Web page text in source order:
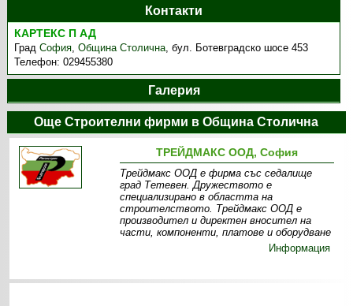
Контакти
КАРТЕКС П АД
ГрадСофия,Община Столична,бул. Ботевградско шосе 453
Телефон:029455380
Галерия
Още Строителни фирми в Община Столична
ТРЕЙДМАКС ООД, София
Трейдмакс ООД е фирма със седалище
град Тетевен. Дружеството е
специализирано в областта на
строителството. Трейдмакс ООД е
производител и директен вносител на
части, компоненти, платове и оборудване
Информация